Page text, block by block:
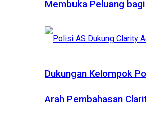
Membuka Peluang
Dukungan Kelompok
Arah Pembahasan